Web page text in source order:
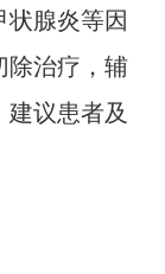
腺炎等因
除治疗，辅
议患者及